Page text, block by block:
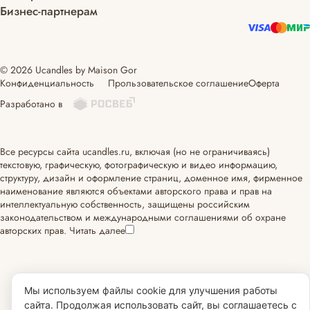
Бизнес-партнерам
© 2026 Ucandles by Maison Gor
Конфиденциальность
Прользовательское соглашениеОферта
Разработано в
Все ресурсы сайта ucandles.ru, включая (но не ограничиваясь)
текстовую, графическую, фотографическую и видео информацию,
структуру, дизайн и оформление страниц, доменное имя, фирменное
наименование являются объектами авторского права и прав на
интеллектуальную собственность, защищены российским
законодательством и международными соглашениями об охране
авторских прав. Читать далее
Мы используем файлы cookie для улучшения работы
сайта. Продолжая использовать сайт, вы соглашаетесь с